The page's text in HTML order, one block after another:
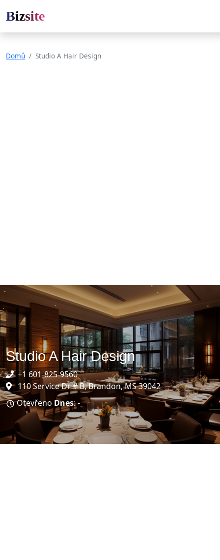
Bizsite
Domů Studio A Hair Design
Studio A Hair Design
+1 601-825-9560
110 Service Dr # B, Brandon, MS 39042
Otevřeno Dnes: -